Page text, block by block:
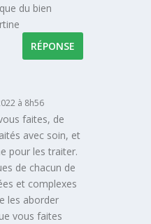
du bien
RÉPONSE
à 8h56
faites, de
avec soin, et
pour les traiter.
de chacun de
et complexes
les aborder
vous faites